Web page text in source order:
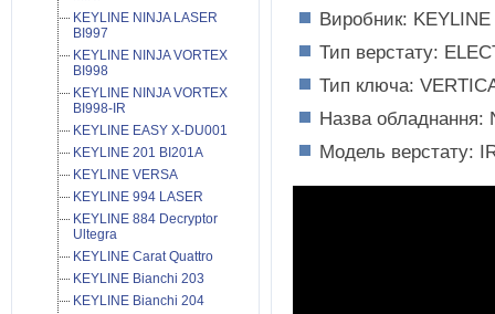
Виробник: KEYLINE
Тип верстату:
Тип ключа:
Назва обладнання:
Модель верстату:
KEYLINE NINJA LASER
BI997
KEYLINE NINJA VORTEX
BI998
KEYLINE NINJA VORTEX
BI998-IR
KEYLINE EASY X-DU001
KEYLINE 201 BI201A
KEYLINE VERSA
KEYLINE 994 LASER
KEYLINE 884 Decryptor
Ultegra
KEYLINE Carat Quattro
KEYLINE Bianchi 203
KEYLINE Bianchi 204